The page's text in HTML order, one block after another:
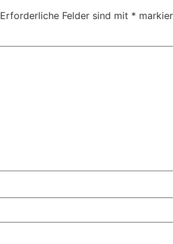
Erforderliche Felder sind mit *